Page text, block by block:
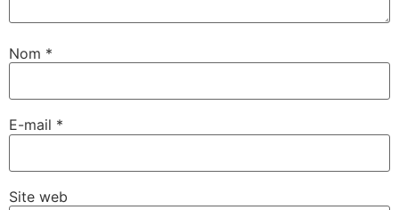
Nom *
E-mail *
Site web